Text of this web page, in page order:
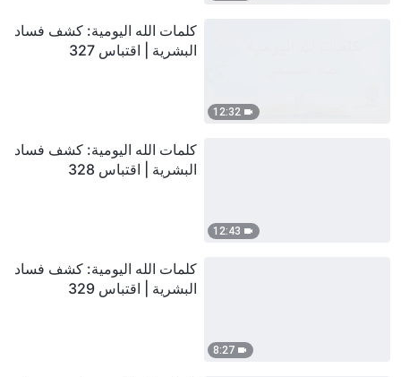
12:32
كلمات الله اليومية: كشف فساد
البشرية | اقتباس 327
12:43
كلمات الله اليومية: كشف فساد
البشرية | اقتباس 328
8:27
كلمات الله اليومية: كشف فساد
البشرية | اقتباس 329